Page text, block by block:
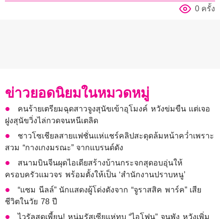
0 ครั้ง
ข่าวยอดนิยมในหมวดหมู่
คนร้ายเตรียมฉุดสาวจูงสุนัขเข้าอุโมงค์ หวังข่มขืน แต่เจอ
ฝูงสุนัขวิ่งไล่กวดจนหนีเตลิด
ชาวโซเชียลสายแฟชั่นแห่แชร์คลิปสะดุดล้มหน้าคว่ำเพราะ
สวม “กางเกงมรณะ” จากแบรนด์ดัง
สนามบินจีนผุดไอเดียสร้างบ้านกระจกสุดอบอุ่นให้
ครอบครัวแมวจร พร้อมตั้งให้เป็น ‘สำนักงานปราบหนู’
“แซม นีลล์” นักแสดงผู้โด่งดังจาก “จูราสสิค พาร์ค” เสีย
ชีวิตในวัย 78 ปี
ไวรัลสุดเพี้ยน! หนุ่มรัสเซียแห่ทุบ “ไอโฟน” จนพัง หวังเพิ่ม